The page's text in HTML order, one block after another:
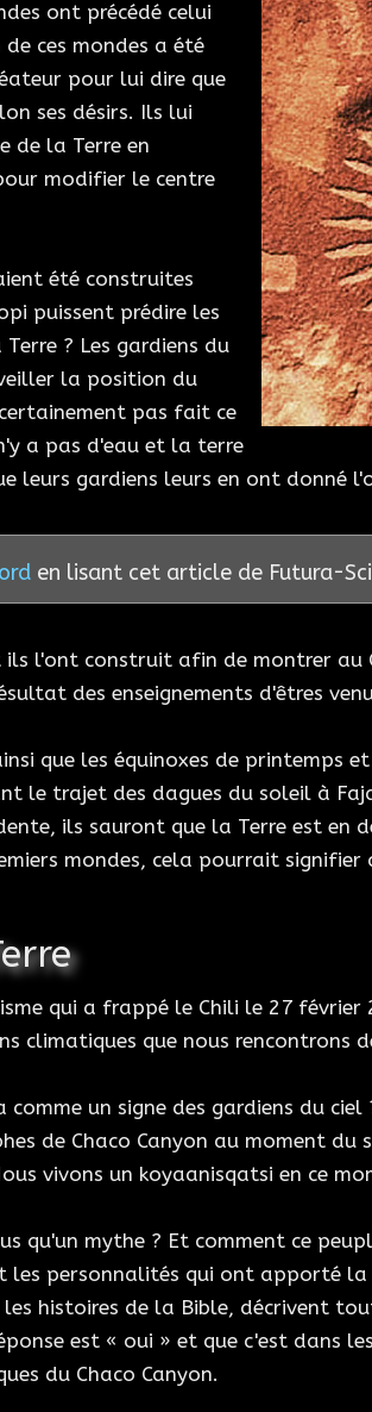
ont précédé celui
ces mondes a été
pour lui dire que
ses désirs. Ils lui
de la Terre en
modifier le centre
été construites
puissent prédire les
? Les gardiens du
la position du
pas fait ce
a pas d'eau et la terre
leurs gardiens leurs en ont donné
en lisant cet article de Futura-
ils l'ont construit afin de montrer
des enseignements d'êtres
que les équinoxes de printemps
le trajet des dagues du soleil à
ils sauront que la Terre est en
mondes, cela pourrait signifier
qui a frappé le Chili le 27
climatiques que nous rencontrons
un signe des gardiens du
de Chaco Canyon au moment du
vivons un koyaanisqatsi en ce
qu'un mythe ? Et comment ce
les personnalités qui ont apporté
histoires de la Bible, décrivent
est « oui » et que c'est dans les
du Chaco Canyon.